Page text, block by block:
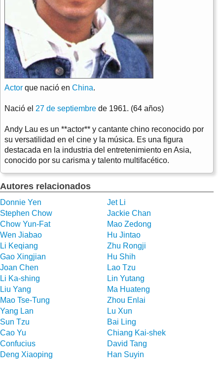
Actor que nació en China.
Nació el 27 de septiembre de 1961. (64 años)
Andy Lau es un **actor** y cantante chino reconocido por
su versatilidad en el cine y la música. Es una figura
destacada en la industria del entretenimiento en Asia,
conocido por su carisma y talento multifacético.
Autores relacionados
Donnie Yen
Jet Li
Stephen Chow
Jackie Chan
Chow Yun-Fat
Mao Zedong
Wen Jiabao
Hu Jintao
Li Keqiang
Zhu Rongji
Gao Xingjian
Hu Shih
Joan Chen
Lao Tzu
Li Ka-shing
Lin Yutang
Liu Yang
Ma Huateng
Mao Tse-Tung
Zhou Enlai
Yang Lan
Lu Xun
Sun Tzu
Bai Ling
Cao Yu
Chiang Kai-shek
Confucius
David Tang
Deng Xiaoping
Han Suyin